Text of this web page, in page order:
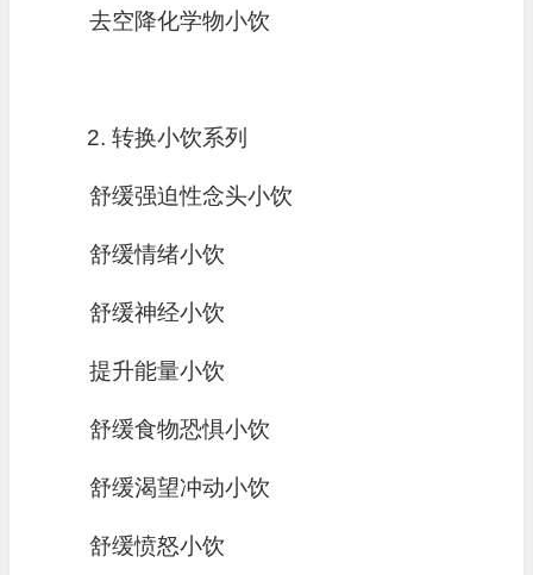
去空降化学物小饮
转换小饮系列
舒缓强迫性念头小饮
舒缓情绪小饮
舒缓神经小饮
提升能量小饮
舒缓食物恐惧小饮
舒缓渴望冲动小饮
舒缓愤怒小饮